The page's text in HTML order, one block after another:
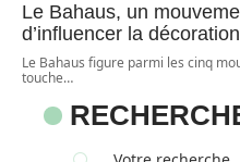
Le Bahaus, un
d’influencer la
Le Bahaus figure parmi les cinq
touche…